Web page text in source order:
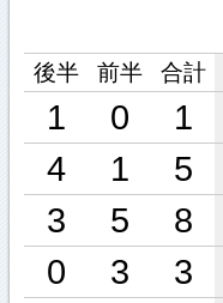
後半 前半 合計
1 0 1
4
1 5
3
5 8
0
3 3